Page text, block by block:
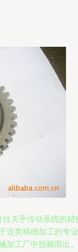
关乎传动系统的精
这类精细加工的专业
加工厂中脱颖而出。